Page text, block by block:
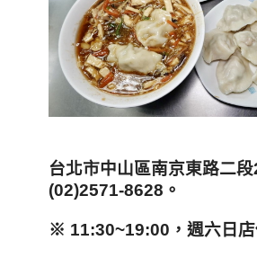
台北市中山區南京東路二段
(02)2571-8628。
※ 11:30~19:00，週六日